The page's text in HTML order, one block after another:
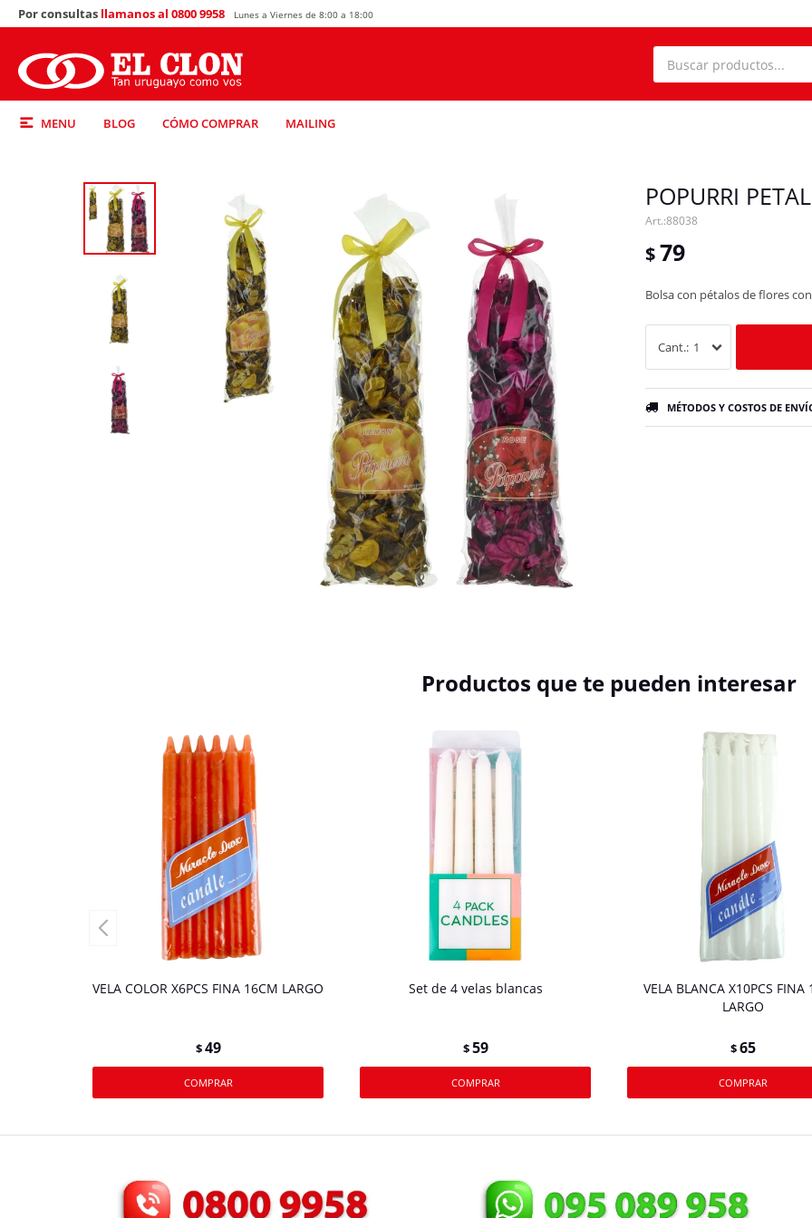
MENU BLOG CÓMO COMPRAR MAILING
Por consultas llamanos al 0800 9958 Lunes a Viernes de 8:00 a 18:00
POPURRI
88038
$79
Bolsa con pétalos de flores
1
MÉTODOS Y COSTOS DE
Productos que te pueden interesar
VELA COLOR X6PCS FINA 16CM LARGO
$49
Set de 4 velas blancas
$59
VELA BLANCA X10PCS FINA
LARGO
$65